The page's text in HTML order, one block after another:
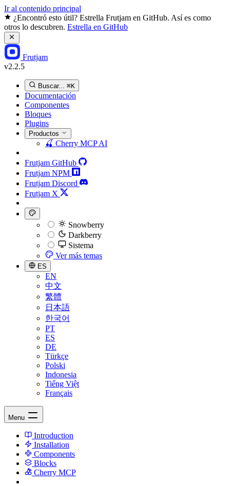
Ir al contenido principal
¿Encontró esto útil? Estrella Frutjam en GitHub. Así es como
otros lo descubren. Estrella en GitHub
Frutjam
v2.2.5
Buscar... ⌘K
Documentación
Componentes
Bloques
Plugins
Productos
🍒 Cherry MCPAI
Frutjam GitHub
Frutjam NPM
Frutjam Discord
Frutjam X
Snowberry
Darkberry
Sistema
Ver más temas
ES
EN
中文
繁體
日本語
한국어
PT
ES
DE
Türkçe
Polski
Indonesia
Tiếng Việt
Français
Menu
Introduction
Installation
Components
Blocks
Cherry MCP